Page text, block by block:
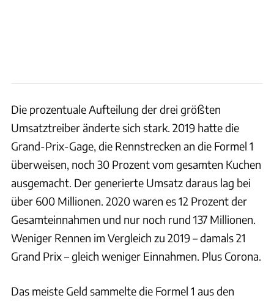
Die prozentuale Aufteilung der drei größten
Umsatztreiber änderte sich stark. 2019 hatte die
Grand-Prix-Gage, die Rennstrecken an die Formel 1
überweisen, noch 30 Prozent vom gesamten Kuchen
ausgemacht. Der generierte Umsatz daraus lag bei
über 600 Millionen. 2020 waren es 12 Prozent der
Gesamteinnahmen und nur noch rund 137 Millionen.
Weniger Rennen im Vergleich zu 2019 – damals 21
Grand Prix – gleich weniger Einnahmen. Plus Corona.
Das meiste Geld sammelte die Formel 1 aus den